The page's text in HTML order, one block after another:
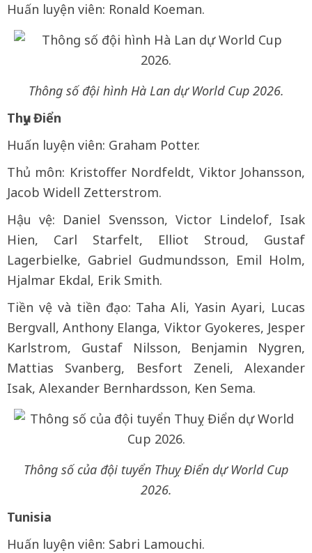
Huấn luyện viên: Ronald Koeman.
Thông số đội hình Hà Lan dự World Cup 2026.
Thụy Điển
Huấn luyện viên: Graham Potter.
Thủ môn: Kristoffer Nordfeldt, Viktor Johansson,
Jacob Widell Zetterstrom.
Hậu vệ: Daniel Svensson, Victor Lindelof, Isak
Hien, Carl Starfelt, Elliot Stroud, Gustaf
Lagerbielke, Gabriel Gudmundsson, Emil Holm,
Hjalmar Ekdal, Erik Smith.
Tiền vệ và tiền đạo: Taha Ali, Yasin Ayari, Lucas
‌Bergvall, Anthony Elanga, Viktor Gyokeres, Jesper
​Karlstrom, Gustaf Nilsson, Benjamin Nygren,
Mattias Svanberg, Besfort Zeneli, Alexander
Isak, Alexander Bernhardsson, Ken Sema.
Thông số của đội tuyển Thuỵ Điển dự World Cup
2026.
Tunisia
Huấn luyện viên: Sabri Lamouchi.